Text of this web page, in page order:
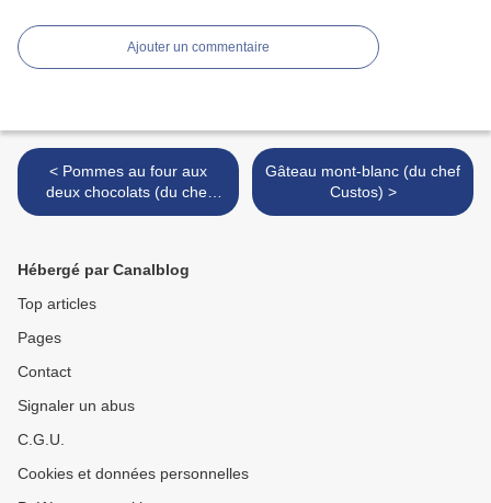
Ajouter un commentaire
< Pommes au four aux
deux chocolats (du chef
Custos)
Gâteau mont-blanc (du chef
Custos) >
Hébergé par Canalblog
Top articles
Pages
Contact
Signaler un abus
C.G.U.
Cookies et données personnelles